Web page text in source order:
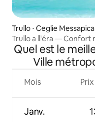
Trullo ⋅ Ceglie Messapica
Trullo a ll'éra — Confort
Messapica
Quel est le
Ville
Mois
Janv.